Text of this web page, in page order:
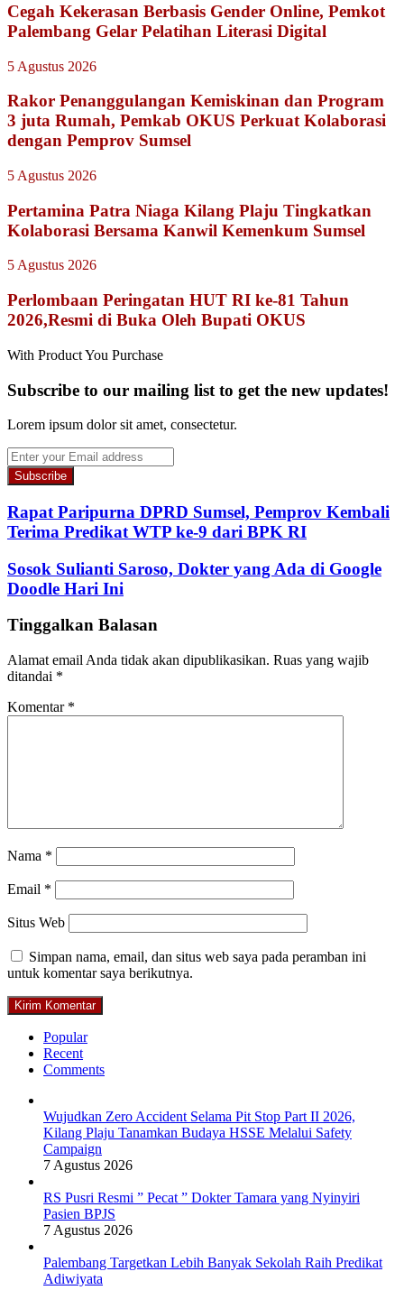
Cegah Kekerasan Berbasis Gender Online, Pemkot
Palembang Gelar Pelatihan Literasi Digital
5 Agustus 2026
Rakor Penanggulangan Kemiskinan dan Program
3 juta Rumah, Pemkab OKUS Perkuat Kolaborasi
dengan Pemprov Sumsel
5 Agustus 2026
Pertamina Patra Niaga Kilang Plaju Tingkatkan
Kolaborasi Bersama Kanwil Kemenkum Sumsel
5 Agustus 2026
Perlombaan Peringatan HUT RI ke-81 Tahun
2026,Resmi di Buka Oleh Bupati OKUS
With Product You Purchase
Subscribe to our mailing list to get the new updates!
Lorem ipsum dolor sit amet, consectetur.
Enter
your
Email
address
Rapat Paripurna DPRD Sumsel, Pemprov Kembali
Terima Predikat WTP ke-9 dari BPK RI
Sosok Sulianti Saroso, Dokter yang Ada di Google
Doodle Hari Ini
Tinggalkan Balasan
Alamat email Anda tidak akan dipublikasikan. Ruas yang wajib
ditandai *
Komentar *
Nama *
Email *
Situs Web
Simpan nama, email, dan situs web saya pada peramban ini
untuk komentar saya berikutnya.
Popular
Recent
Comments
Wujudkan Zero Accident Selama Pit Stop Part II 2026,
Kilang Plaju Tanamkan Budaya HSSE Melalui Safety
Campaign
7 Agustus 2026
RS Pusri Resmi ” Pecat ” Dokter Tamara yang Nyinyiri
Pasien BPJS
7 Agustus 2026
Palembang Targetkan Lebih Banyak Sekolah Raih Predikat
Adiwiyata